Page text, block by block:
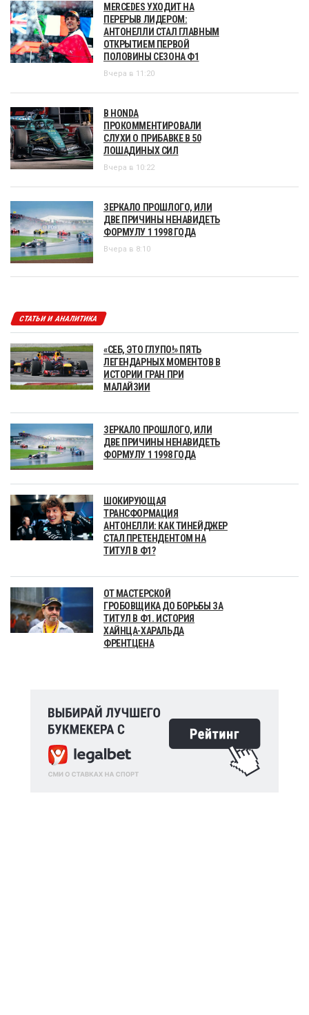
MERCEDES УХОДИТ НА
ПЕРЕРЫВ ЛИДЕРОМ:
АНТОНЕЛЛИ СТАЛ ГЛАВНЫМ
ОТКРЫТИЕМ ПЕРВОЙ
ПОЛОВИНЫ СЕЗОНА Ф1
Вчера в 11:20
В HONDA
ПРОКОММЕНТИРОВАЛИ
СЛУХИ О ПРИБАВКЕ В 50
ЛОШАДИНЫХ СИЛ
Вчера в 10:22
ЗЕРКАЛО ПРОШЛОГО, ИЛИ
ДВЕ ПРИЧИНЫ НЕНАВИДЕТЬ
ФОРМУЛУ 1 1998 ГОДА
Вчера в 8:10
СТАТЬИ И АНАЛИТИКА
«СЕБ, ЭТО ГЛУПО!» ПЯТЬ
ЛЕГЕНДАРНЫХ МОМЕНТОВ В
ИСТОРИИ ГРАН ПРИ
МАЛАЙЗИИ
ЗЕРКАЛО ПРОШЛОГО, ИЛИ
ДВЕ ПРИЧИНЫ НЕНАВИДЕТЬ
ФОРМУЛУ 1 1998 ГОДА
ШОКИРУЮЩАЯ
ТРАНСФОРМАЦИЯ
АНТОНЕЛЛИ: КАК ТИНЕЙДЖЕР
СТАЛ ПРЕТЕНДЕНТОМ НА
ТИТУЛ В Ф1?
ОТ МАСТЕРСКОЙ
ГРОБОВЩИКА ДО БОРЬБЫ ЗА
ТИТУЛ В Ф1. ИСТОРИЯ
ХАЙНЦА-ХАРАЛЬДА
ФРЕНТЦЕНА